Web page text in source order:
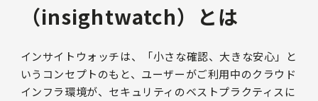
（insightwatch）とは
インサイトウォッチは、「小さな確認、大きな安心」と
いうコンセプトのもと、ユーザーがご利用中のクラウド
インフラ環境が、セキュリティのベストプラクティスに